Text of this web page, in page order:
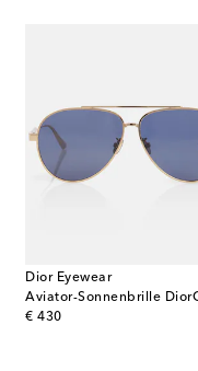
Dior Eyewear
€ 430
original price